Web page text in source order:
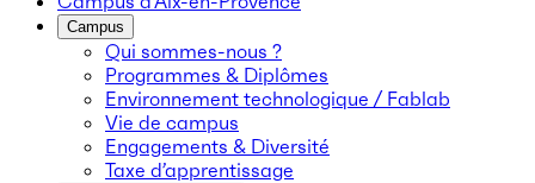
Campus
Qui sommes-nous ?
Programmes & Diplômes
Environnement technologique / Fablab
Vie de campus
Engagements & Diversité
Taxe d’apprentissage